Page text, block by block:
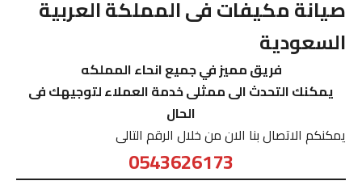
صيانة مكيفات فى المملكة العربية
السعودية
فريق مميز في جميع انحاء المملكه
يمكنك التحدث الى ممثلى خدمة العملاء لتوجيهك فى
الحال
يمكنكم الاتصال بنا الان من خلال الرقم التالى
0543626173